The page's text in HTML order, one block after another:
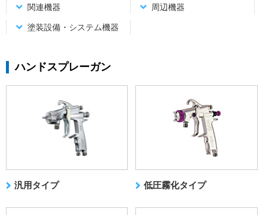
関連機器 周辺機器
塗装設備・システム機器
ハンドスプレーガン
汎用タイプ 低圧霧化タイプ